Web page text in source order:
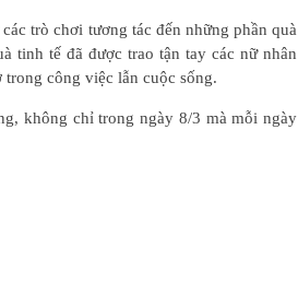
trò chơi tương tác đến những phần quà
tinh tế đã được trao tận tay các nữ nhân
công việc lẫn cuộc sống.
không chỉ trong ngày 8/3 mà mỗi ngày